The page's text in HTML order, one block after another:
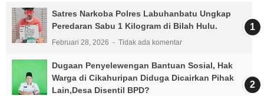
Satres Narkoba Polres Labuhanbatu Ungkap
Peredaran Sabu 1 Kilogram di Bilah Hulu.
Februari 28, 2026 Tidak ada komentar
Dugaan Penyelewengan Bantuan Sosial, Hak
Warga di Cikahuripan Diduga Dicairkan Pihak
Lain,Desa Disentil BPD?